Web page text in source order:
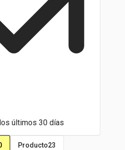
últimos 30 días
Producto23